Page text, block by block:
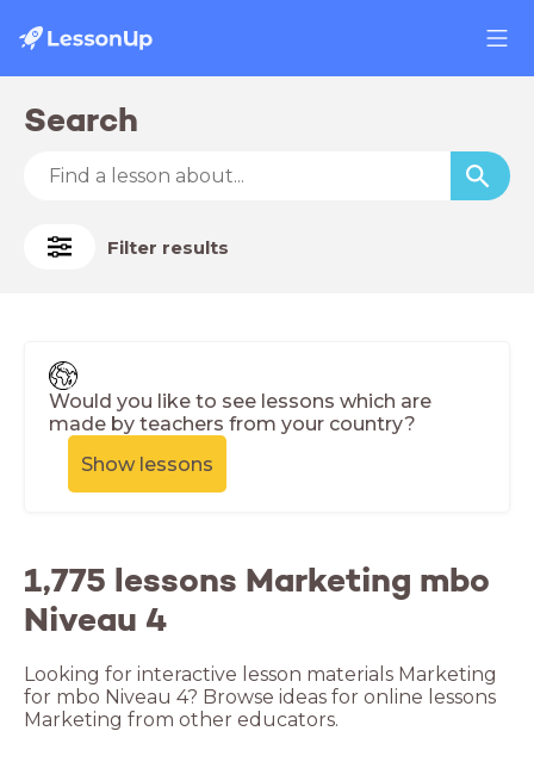
Search
Filter results
Would you like to see lessons which are
made by teachers from your country?
Show lessons
1,775 lessons Marketing mbo
Niveau 4
Looking for interactive lesson materials Marketing
for mbo Niveau 4? Browse ideas for online lessons
Marketing from other educators.